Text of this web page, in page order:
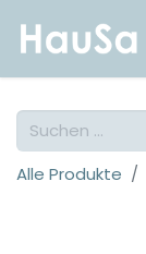
Alle Produkte